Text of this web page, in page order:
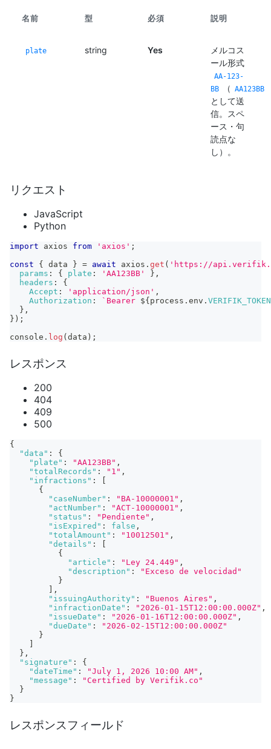
名前 型 必須 説明
plate string Yes
メルコス
ール形式
AA-123-
BB
（ AA123BB
として送
信。スペ
ース・句
読点な
し）。
リクエスト
JavaScript
Python
import axios from 'axios' ;
const
{ data } = await axios . get ( 'https://
params : { plate : 'AA123BB' } ,
headers :
{
Accept : 'application/json' ,
Authorization : ` Bearer ${ process . env . VERIFIK_TOKEN
} ,
} ) ;
console . log ( data ) ;
レスポンス
200
404
409
500
{
"data" :
{
"plate" : "AA123BB" ,
"totalRecords" : "1" ,
"infractions" :
{
"caseNumber" : "BA-10000001" ,
"actNumber" : "ACT-10000001" ,
"status" : "Pendiente" ,
"isExpired" : false ,
"totalAmount" : "10012501" ,
"details" :
{
"article" : "Ley 24.449" ,
"description" :
"Exceso de velocidad"
}
,
"issuingAuthority" : "Buenos Aires" ,
"infractionDate" : "2026-01-15T12:00:00.000Z" ,
"issueDate" : "2026-01-16T12:00:00.000Z" ,
"dueDate" :
"2026-02-15T12:00:00.000Z"
}
} ,
"signature" :
{
"dateTime" : "July 1, 2026 10:00 AM" ,
"message" :
"Certified by Verifik.co"
}
}
レスポンスフィールド